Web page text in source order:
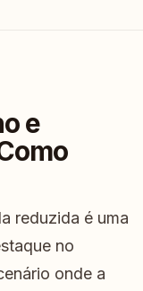
e
reduzida é uma
no
onde a